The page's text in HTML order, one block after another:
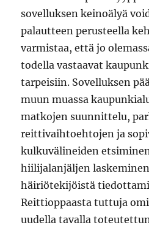
sovelluksen keinoälyä
palautteen perusteella
varmistaa, että jo
todella vastaavat
tarpeisiin. Sovelluksen
muun muassa
matkojen suunnittelu,
reittivaihtoehtojen ja
kulkuvälineiden
hiilijalanjäljen
häiriötekijöistä
Reittioppaasta tuttuja
uudella tavalla